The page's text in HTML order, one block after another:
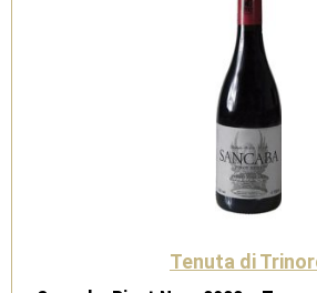
Tenuta di